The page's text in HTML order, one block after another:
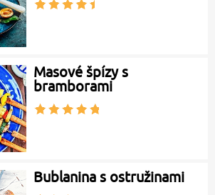
Masové špízy s
bramborami
Bublanina s ostružinami